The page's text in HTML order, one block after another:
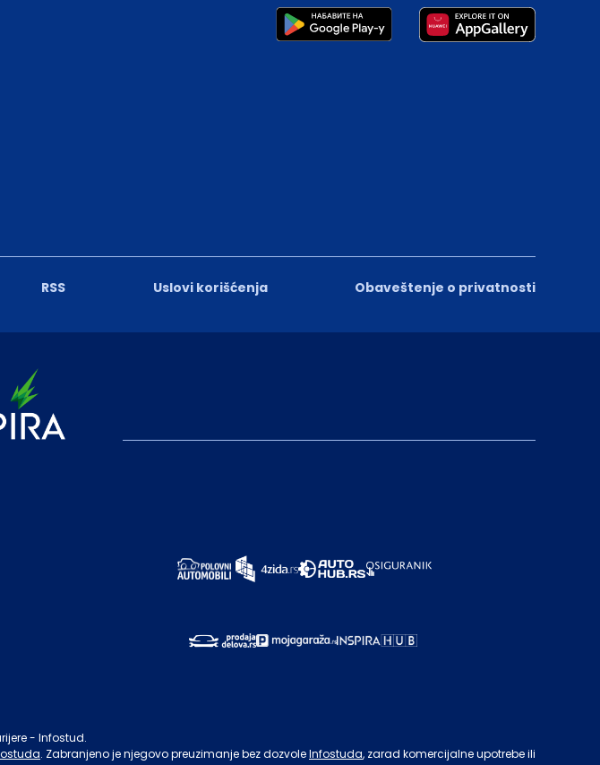
RSS Uslovi korišćenja Obaveštenje o privatnosti
- Infostud.
. Zabranjeno je njegovo preuzimanje bez dozvoleInfostuda, zarad komercijalne upotrebe ili